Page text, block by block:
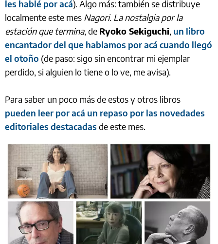
les hablé por acá). Algo más: también se distribuye
localmente este mes Nagori. La nostalgia por la
estación que termina, de Ryoko Sekiguchi, un libro
encantador del que hablamos por acá cuando llegó
el otoño (de paso: sigo sin encontrar mi ejemplar
perdido, si alguien lo tiene o lo ve, me avisa).
Para saber un poco más de estos y otros libros
pueden leer por acá un repaso por las novedades
editoriales destacadas de este mes.